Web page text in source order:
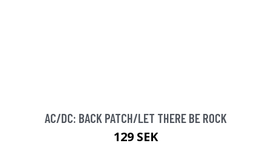
AC/DC: BACK PATCH/LET THERE BE ROCK
129 SEK